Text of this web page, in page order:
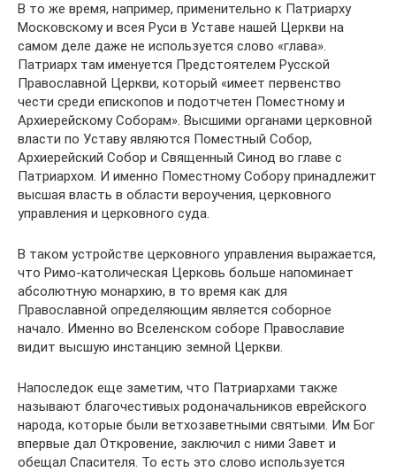
В то же время, например, применительно к Патриарху
Московскому и всея Руси в Уставе нашей Церкви на
самом деле даже не используется слово «глава».
Патриарх там именуется Предстоятелем Русской
Православной Церкви, который «имеет первенство
чести среди епископов и подотчетен Поместному и
Архиерейскому Соборам». Высшими органами церковной
власти по Уставу являются Поместный Собор,
Архиерейский Собор и Священный Синод во главе с
Патриархом. И именно Поместному Собору принадлежит
высшая власть в области вероучения, церковного
управления и церковного суда.
В таком устройстве церковного управления выражается,
что Римо-католическая Церковь больше напоминает
абсолютную монархию, в то время как для
Православной определяющим является соборное
начало. Именно во Вселенском соборе Православие
видит высшую инстанцию земной Церкви.
Напоследок еще заметим, что Патриархами также
называют благочестивых родоначальников еврейского
народа, которые были ветхозаветными святыми. Им Бог
впервые дал Откровение, заключил с ними Завет и
обещал Спасителя. То есть это слово используется